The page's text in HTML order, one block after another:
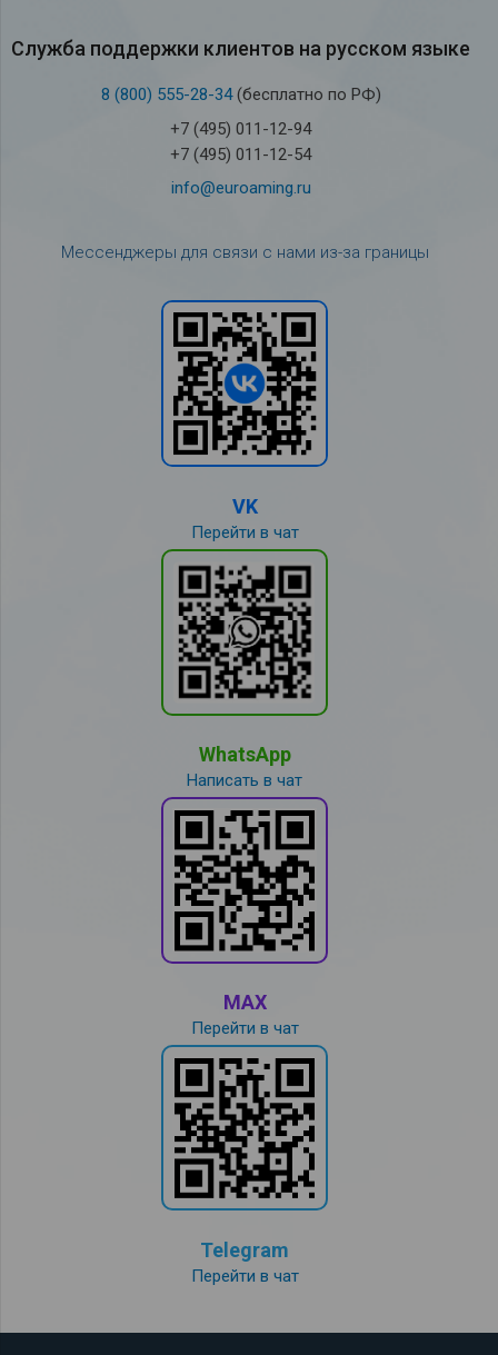
Служба под­держки кли­ен­тов на рус­ском языке
8 (800) 555-28-34(бесплатно по РФ)
+7 (495) 011-12-94
+7 (495) 011-12-54
info@euroaming.ru
Мессенджеры для связи с нами из-за границы
VK
Перейти в чат
WhatsApp
Написать в чат
MAX
Перейти в чат
Telegram
Перейти в чат